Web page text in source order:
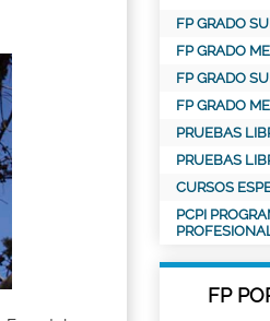
FP GRADO
FP GRADO
FP GRADO
FP GRADO
PRUEBAS
PRUEBAS
CURSOS
PCPI
FP